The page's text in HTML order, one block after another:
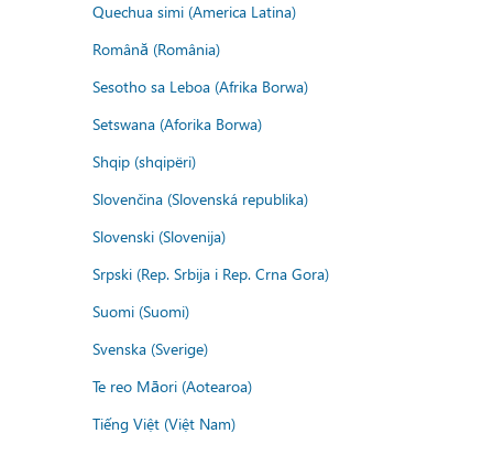
Quechua simi (America Latina)
Română (România)
Sesotho sa Leboa (Afrika Borwa)
Setswana (Aforika Borwa)
Shqip (shqipëri)
Slovenčina (Slovenská republika)
Slovenski (Slovenija)
Srpski (Rep. Srbija i Rep. Crna Gora)
Suomi (Suomi)
Svenska (Sverige)
Te reo Māori (Aotearoa)
Tiếng Việt (Việt Nam)